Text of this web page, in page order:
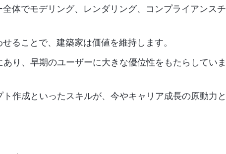
体でモデリング、レンダリング、コンプライアンスチ
ることで、建築家は価値を維持します。
り、早期のユーザーに大きな優位性をもたらしていま
作成といったスキルが、今やキャリア成長の原動力と